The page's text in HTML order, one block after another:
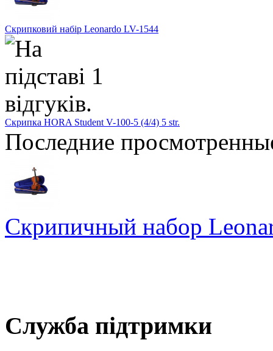
Скрипковий набір Leonardo LV-1544
Скрипка HORA Student V-100-5 (4/4) 5 str.
Последние
Скрипичный набор
Служба підтримки